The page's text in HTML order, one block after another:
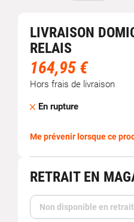
LIVRAISON
RELAIS
164,95 €
Hors frais de livraison
En rupture
Me prévenir lorsque ce
RETRAIT EN
Non disponible en